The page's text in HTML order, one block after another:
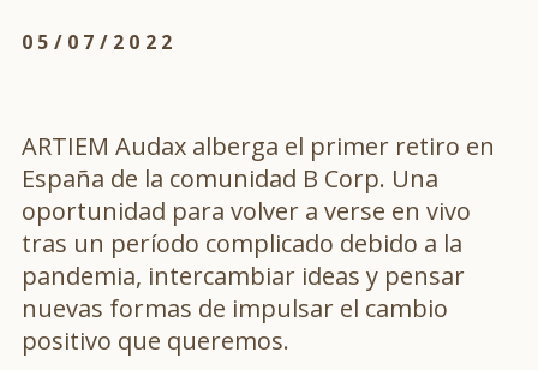
05/07/2022
ARTIEM Audax alberga el primer retiro en
España de la comunidad B Corp. Una
oportunidad para volver a verse en vivo
tras un período complicado debido a la
pandemia, intercambiar ideas y pensar
nuevas formas de impulsar el cambio
positivo que queremos.